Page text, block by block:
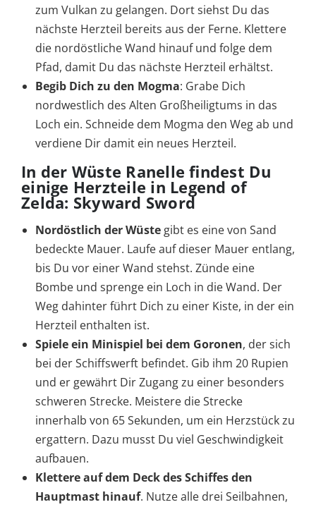
zum Vulkan zu gelangen. Dort siehst Du das
nächste Herzteil bereits aus der Ferne. Klettere
die nordöstliche Wand hinauf und folge dem
Pfad, damit Du das nächste Herzteil erhältst.
Begib Dich zu den Mogma: Grabe Dich
nordwestlich des Alten Großheiligtums in das
Loch ein. Schneide dem Mogma den Weg ab und
verdiene Dir damit ein neues Herzteil.
In der Wüste Ranelle findest Du
einige Herzteile in Legend of
Zelda: Skyward Sword
Nordöstlich der Wüste gibt es eine von Sand
bedeckte Mauer. Laufe auf dieser Mauer entlang,
bis Du vor einer Wand stehst. Zünde eine
Bombe und sprenge ein Loch in die Wand. Der
Weg dahinter führt Dich zu einer Kiste, in der ein
Herzteil enthalten ist.
Spiele ein Minispiel bei dem Goronen, der sich
bei der Schiffswerft befindet. Gib ihm 20 Rupien
und er gewährt Dir Zugang zu einer besonders
schweren Strecke. Meistere die Strecke
innerhalb von 65 Sekunden, um ein Herzstück zu
ergattern. Dazu musst Du viel Geschwindigkeit
aufbauen.
Klettere auf dem Deck des Schiffes den
Hauptmast hinauf. Nutze alle drei Seilbahnen,